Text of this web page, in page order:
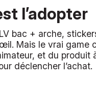
l’adopter
bac + arche,
Mais le vrai game
et du produit
déclencher l’achat.